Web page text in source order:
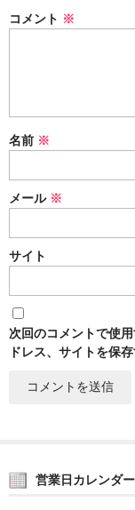
コメント ※
名前 ※
メール ※
サイト
次回のコメントで使
ドレス、サイトを保存
営業日カレンダー